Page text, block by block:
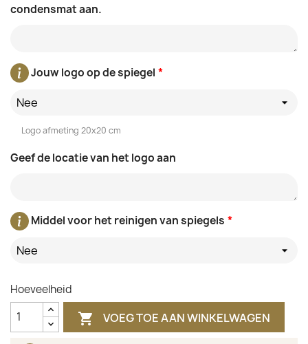
condensmat aan.
*
Jouw logo op de spiegel
Nee
Logo afmeting 20x20 cm
Geef de locatie van het logo aan
*
Middel voor het reinigen van spiegels
Nee
Hoeveelheid
 VOEG TOE AAN WINKELWAGEN